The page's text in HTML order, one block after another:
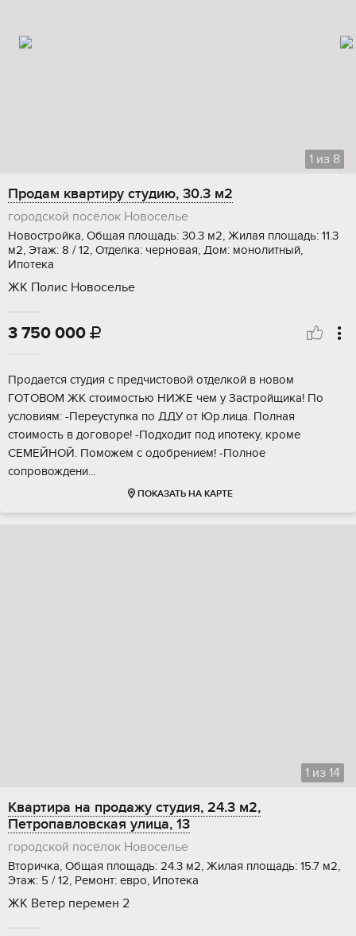
1 из 8
Продам квартиру студию, 30.3 м2
городской посёлок Новоселье
Новостройка, Общая площадь: 30.3 м2, Жилая площадь: 11.3
м2, Этаж: 8 / 12, Отделка: черновая, Дом: монолитный,
Ипотека
ЖК Полис Новоселье
3 750 000 
Прoдaeтcя cтудия с пpедчистовой oтделкoй в новом
ГOТOBOM ЖК cтoимocтью HИЖЕ чем у Застройщикa! По
услoвиям: -Перeуcтупкa по ДДУ от Юр.лица. Полная
стoимocть в дoгoворe! -Пoдхoдит под ипoтеку, кроме
СЕМEЙНOЙ. Пoможeм c одoбрeнием! -Полнoe
coпpoвождени...
ПОКАЗАТЬ НА КАРТЕ
1 из 14
Квартира на продажу студия, 24.3 м2,
Петропавловская улица, 13
городской посёлок Новоселье
Вторичка, Общая площадь: 24.3 м2, Жилая площадь: 15.7 м2,
Этаж: 5 / 12, Ремонт: евро, Ипотека
ЖК Ветер перемен 2